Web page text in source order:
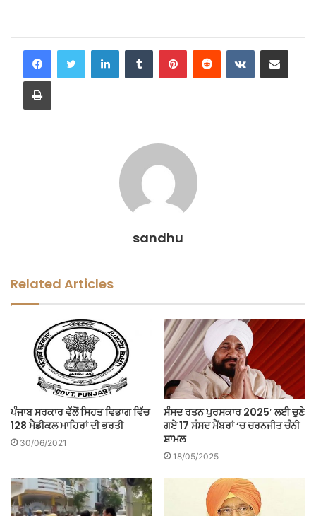
sandhu
Related Articles
ਪੰਜਾਬ ਸਰਕਾਰ ਵੱਲੋਂ ਸਿਹਤ ਵਿਭਾਗ ਵਿੱਚ
128 ਮੈਡੀਕਲ ਮਾਹਿਰਾਂ ਦੀ ਭਰਤੀ
30/06/2021
ਸੰਸਦ ਰਤਨ ਪੁਰਸਕਾਰ 2025′ ਲਈ ਚੁਣੇ
ਗਏ 17 ਸੰਸਦ ਮੈਂਬਰਾਂ ‘ਚ ਚਰਨਜੀਤ ਚੰਨੀ
ਸ਼ਾਮਲ
18/05/2025